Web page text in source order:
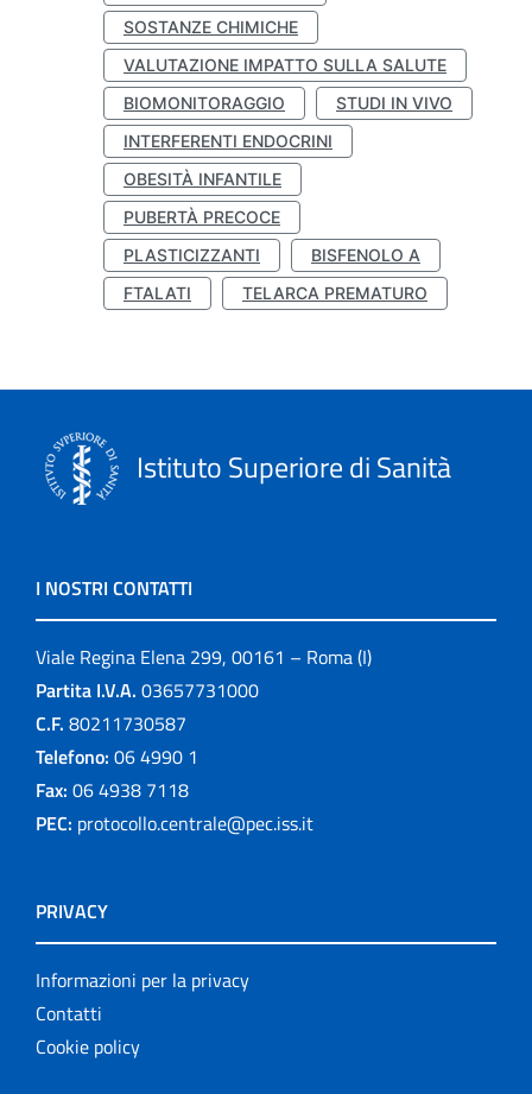
SOSTANZE CHIMICHE
VALUTAZIONE IMPATTO SULLA SALUTE
BIOMONITORAGGIO
STUDI IN VIVO
INTERFERENTI ENDOCRINI
OBESITÀ INFANTILE
PUBERTÀ PRECOCE
PLASTICIZZANTI
BISFENOLO A
FTALATI
TELARCA PREMATURO
Istituto Superiore di Sanità
I NOSTRI CONTATTI
Viale Regina Elena 299, 00161 – Roma (I)
Partita I.V.A. 03657731000
C.F. 80211730587
Telefono: 06 4990 1
Fax: 06 4938 7118
PEC: protocollo.centrale@pec.iss.it
PRIVACY
Informazioni per la privacy
Contatti
Cookie policy